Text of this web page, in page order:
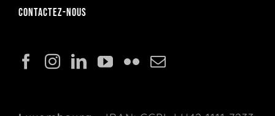
Contactez-nous